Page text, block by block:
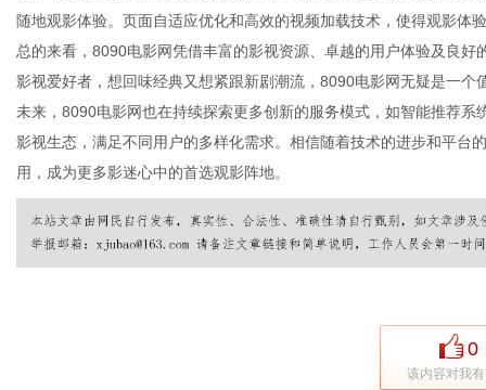
随地观影体验。页面自适应优化和高效的视频加载技术，使得观影体
总的来看，8090电影网凭借丰富的影视资源、卓越的用户体验及良
影视爱好者，想回味经典又想紧跟新剧潮流，8090电影网无疑是一个
未来，8090电影网也在持续探索更多创新的服务模式，如智能推荐
影视生态，满足不同用户的多样化需求。相信随着技术的进步和平台
用，成为更多影迷心中的首选观影阵地。
0
该内容对我